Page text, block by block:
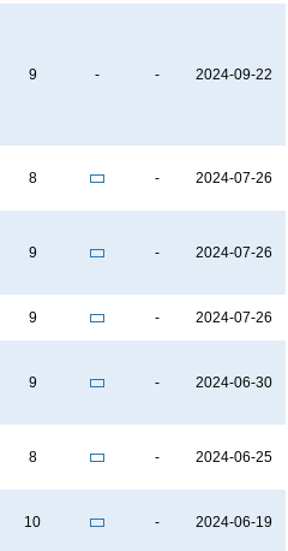
9 - - 2024-09-22
8 - 2024-07-26
9 - 2024-07-26
9 - 2024-07-26
9 - 2024-06-30
8 - 2024-06-25
10 - 2024-06-19